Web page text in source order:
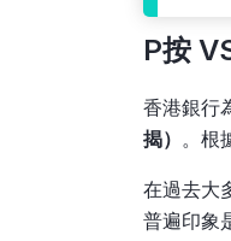
P按
香港銀行
揭） 。根
在過去大
普遍印象